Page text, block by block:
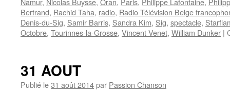
Bertrand, Rachid Taha, radio, Radio Télévision Belge
Denis-du-Sig, Samir Barris, Sandra Kim, Sig, spectacle,
Octobre, Tourinnes-la-Grosse, Vincent Venet, William Dunker |
31 AOUT
Publié le31 août 2014par Passion Chanson